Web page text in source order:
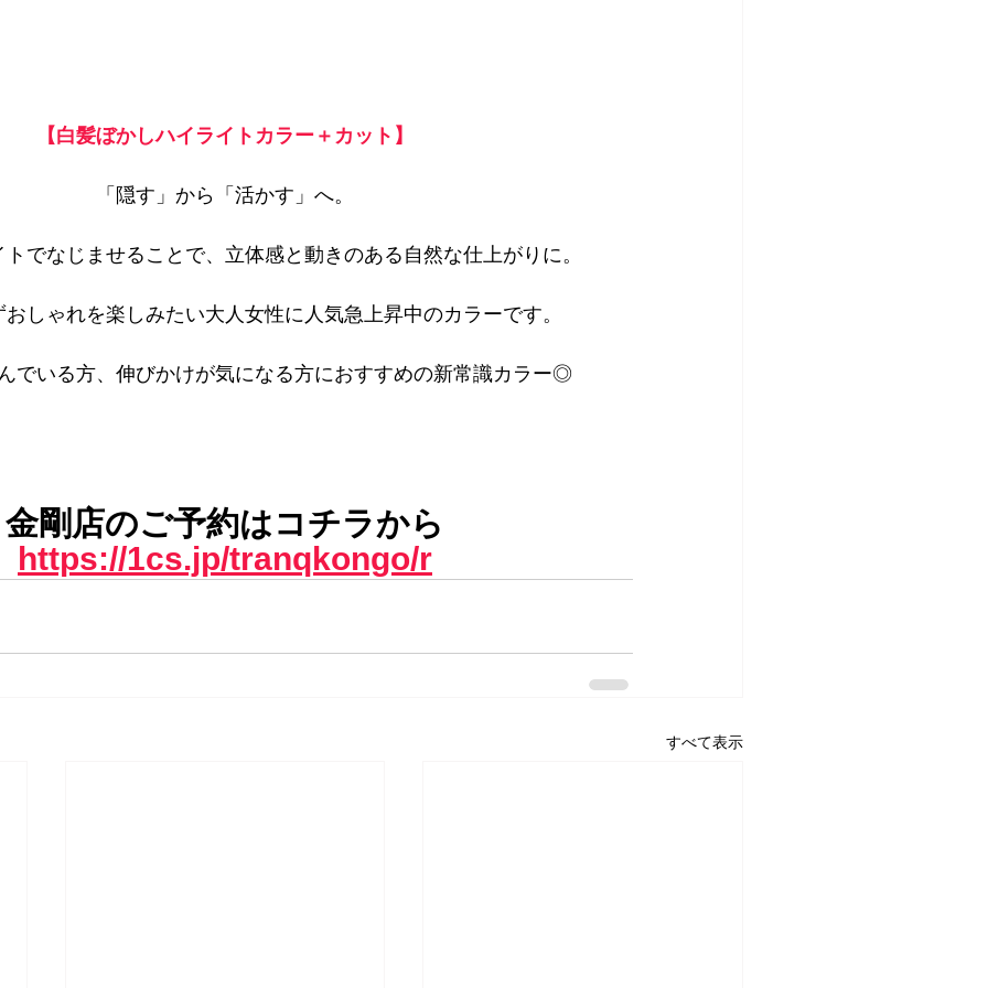
【白髪ぼかしハイライトカラー＋カット】
「隠す」から「活かす」へ。
でなじませることで、立体感と動きのある自然な仕上がりに。
しゃれを楽しみたい大人女性に人気急上昇中のカラーです。
でいる方、伸びかけが気になる方におすすめの新常識カラー◎
金剛店のご予約はコチラから
https://1cs.jp/tranqkongo/r
すべて表示